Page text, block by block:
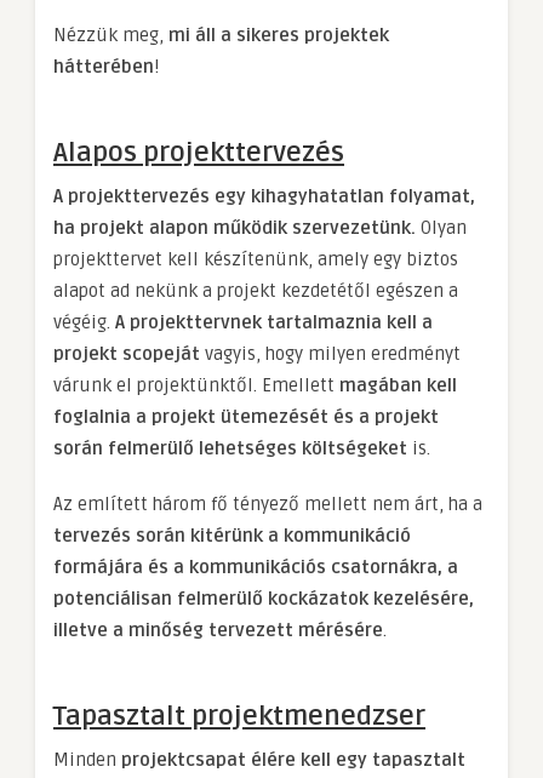
Nézzük meg, mi áll a sikeres projektek
hátterében!
Alapos projekttervezés
A projekttervezés egy kihagyhatatlan folyamat,
ha projekt alapon működik szervezetünk. Olyan
projekttervet kell készítenünk, amely egy biztos
alapot ad nekünk a projekt kezdetétől egészen a
végéig. A projekttervnek tartalmaznia kell a
projekt scopeját vagyis, hogy milyen eredményt
várunk el projektünktől. Emellett magában kell
foglalnia a projekt ütemezését és a projekt
során felmerülő lehetséges költségeket is.
Az említett három fő tényező mellett nem árt, ha a
tervezés során kitérünk a kommunikáció
formájára és a kommunikációs csatornákra, a
potenciálisan felmerülő kockázatok kezelésére,
illetve a minőség tervezett mérésére.
Tapasztalt projektmenedzser
Minden projektcsapat élére kell egy tapasztalt